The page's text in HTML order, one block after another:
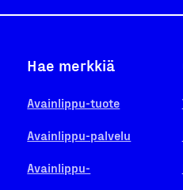
Hae merkkiä
Avainlippu-tuote
Avainlippu-palvelu
Avainlippu-